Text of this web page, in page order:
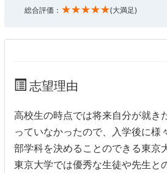
総合評価： ★★★★★(大満足)
志望理由
高校生の時点では将来自分が就き
っていなかったので、入学後に様
部学科を決めることのできる東京
東京大学では優秀な生徒や先生と